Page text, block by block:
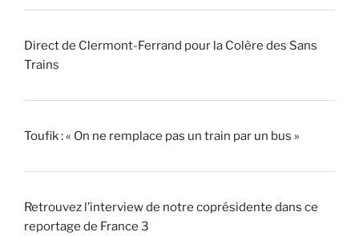
Direct de Clermont-Ferrand pour la Colère des Sans
Trains
Toufik : « On ne remplace pas un train par un bus »
Retrouvez l’interview de notre coprésidente dans ce
reportage de France 3